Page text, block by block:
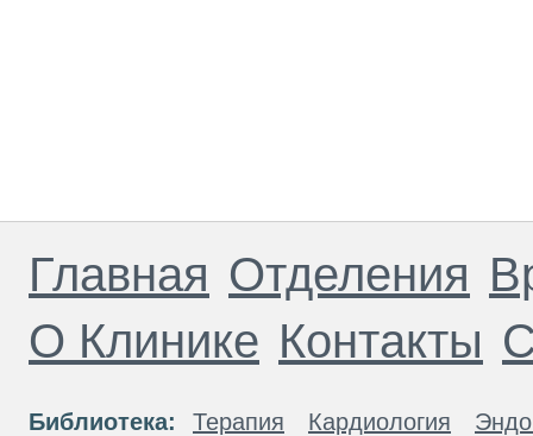
Главная Отделения
О Клинике Контакты
Библиотека: Терапия Кардиология